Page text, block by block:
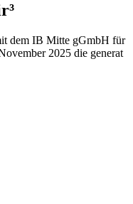
dem IB Mitte gGmbH für
2025 die generat